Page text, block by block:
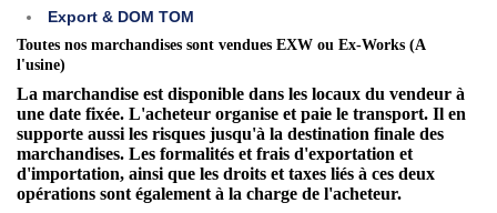
Export & DOM TOM
Toutes nos marchandises sont vendues EXW ou Ex-Works (A
l'usine)
La marchandise est disponible dans les locaux du vendeur à
une date fixée. L'acheteur organise et paie le transport. Il en
supporte aussi les risques jusqu'à la destination finale des
marchandises. Les formalités et frais d'exportation et
d'importation, ainsi que les droits et taxes liés à ces deux
opérations sont également à la charge de l'acheteur.